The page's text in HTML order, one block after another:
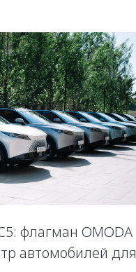
флагман OMODA
автомобилей для